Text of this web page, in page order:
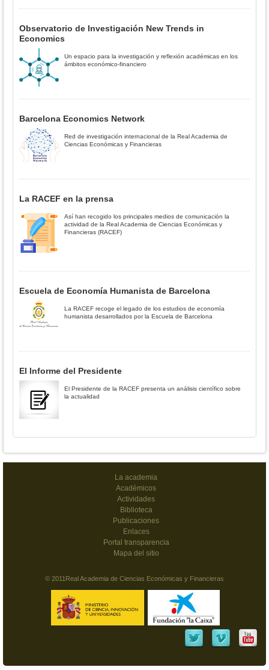
Observatorio de Investigación New Trends in
Economics
Un espacio para la investigación y reflexión académicas en los
ámbitos económico-financiero
Barcelona Economics Network
Red de investigación internacional de la Real Academia de
Ciencias Económicas y Financieras
La RACEF en la prensa
Así han recogido los principales medios de comunicación la
actividad de la Real Academia de Ciencias Económicas y
Financieras (RACEF)
Escuela de Economía Humanista de Barcelona
La RACEF recoge el legado de los estudios de economía
humanista desarrollados por la Escuela de Barcelona
El Informe del Presidente
El Presidente de la RACEF presenta un análisis científico sobre
la actualidad
La academia
Académicos
Actividades
Biblioteca
Publicaciones
Enlaces
Portal transparencia
Mapa del sitio
© 2011Real Academia de Ciencias Económicas y Financieras